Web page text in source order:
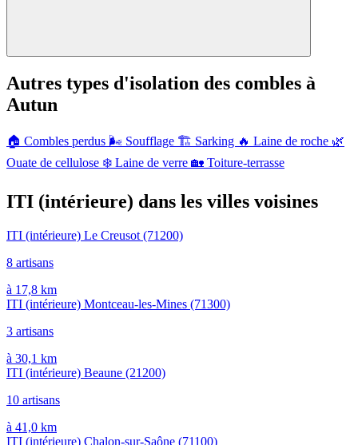
Autres types d'isolation des combles à
Autun
🏠 Combles perdus 🌬️ Soufflage 🏗️ Sarking 🔥 Laine de roche 🌿
Ouate de cellulose ❄️ Laine de verre 🏡 Toiture-terrasse
ITI (intérieure) dans les villes voisines
ITI (intérieure) Le Creusot (71200)
8 artisans
à 17,8 km
ITI (intérieure) Montceau-les-Mines (71300)
3 artisans
à 30,1 km
ITI (intérieure) Beaune (21200)
10 artisans
à 41,0 km
ITI (intérieure) Chalon-sur-Saône (71100)